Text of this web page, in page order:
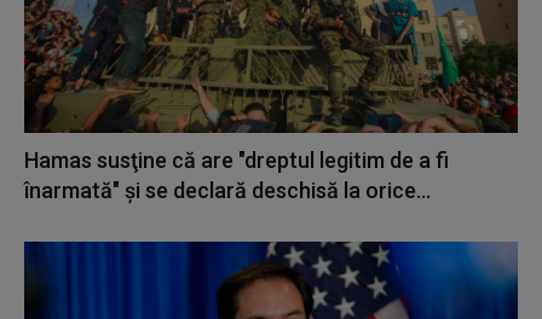
Hamas susţine că are "dreptul legitim de a fi
înarmată" şi se declară deschisă la orice...